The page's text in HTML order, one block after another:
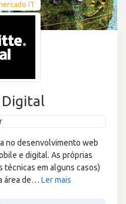
IT
no desenvolvimento web
e digital. As próprias
técnicas em alguns casos)
área de… Ler mais